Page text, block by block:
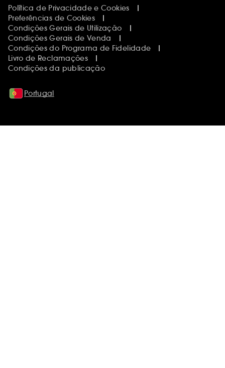
Política de Privacidade e Cookies
Preferências de Cookies
Condições Gerais de Utilização
Condições Gerais de Venda
Condições do Programa de Fidelidade
Livro de Reclamações
Condições da publicação
Portugal